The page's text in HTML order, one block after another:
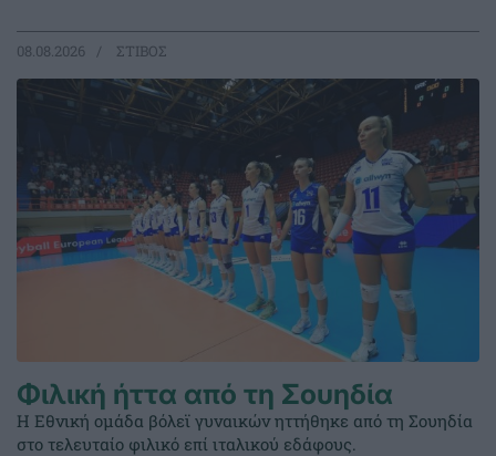
08.08.2026 ΣΤΙΒΟΣ
Φιλική ήττα από τη Σουηδία
Η Εθνική ομάδα βόλεϊ γυναικών ηττήθηκε από τη Σουηδία
στο τελευταίο φιλικό επί ιταλικού εδάφους.